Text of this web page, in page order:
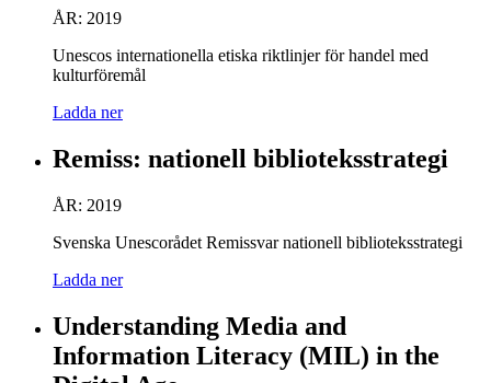
ÅR: 2019
Unescos internationella etiska riktlinjer för handel med
kulturföremål
Ladda ner
Remiss: nationell biblioteksstrategi
ÅR: 2019
Svenska Unescorådet Remissvar nationell biblioteksstrategi
Ladda ner
Understanding Media and
Information Literacy (MIL) in the